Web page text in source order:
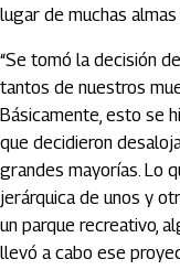
lugar de muchas
“Se tomó la decisión
tantos de nuestros
Básicamente, esto se
que decidieron
grandes mayorías. Lo
jerárquica de unos y
un parque recreativo,
llevó a cabo ese